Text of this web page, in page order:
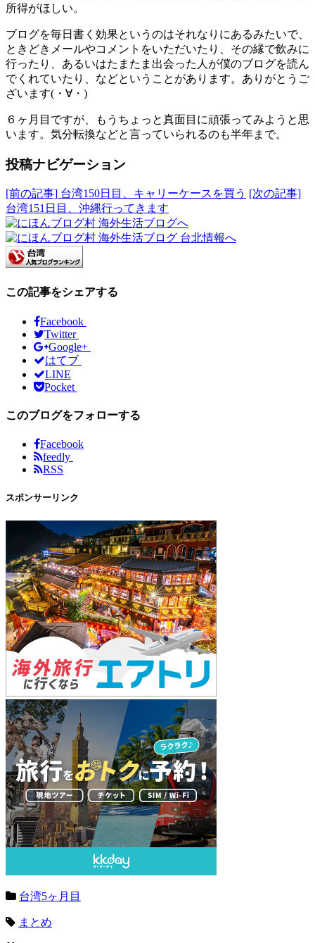
所得がほしい。
ブログを毎日書く効果というのはそれなりにあるみたいで、
ときどきメールやコメントをいただいたり、その縁で飲みに
行ったり、あるいはたまたま出会った人が僕のブログを読ん
でくれていたり、などということがあります。ありがとうご
ざいます(・∀・)
６ヶ月目ですが、もうちょっと真面目に頑張ってみようと思
います。気分転換などと言っていられるのも半年まで。
投稿ナビゲーション
[前の記事] 台湾150日目、キャリーケースを買う [次の記事]
台湾151日目、沖縄行ってきます
この記事をシェアする
Facebook
Twitter
Google+
はてブ
LINE
Pocket
このブログをフォローする
Facebook
feedly
RSS
スポンサーリンク
台湾5ヶ月目
まとめ